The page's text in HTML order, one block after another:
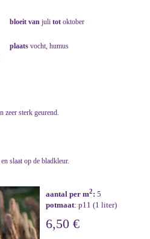
bloeit van juli tot oktober
plaats vocht, humus
zeer sterk geurend.
slaat op de bladkleur.
aantal per m2: 5
potmaat: p11 (1 liter)
6,50 €